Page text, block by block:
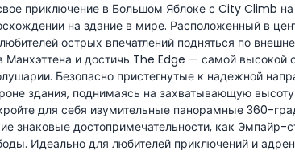
приключение в Большом Яблоке с City Climb
на здание в мире. Расположенный в
острых впечатлений подняться по
Манхэттена и достичь The Edge — самой высокой
Безопасно пристегнутые к надежной
здания, поднимаясь на захватывающую
для себя изумительные панорамные 360-
знаковые достопримечательности, как Эмпайр-
Идеально для любителей приключений и